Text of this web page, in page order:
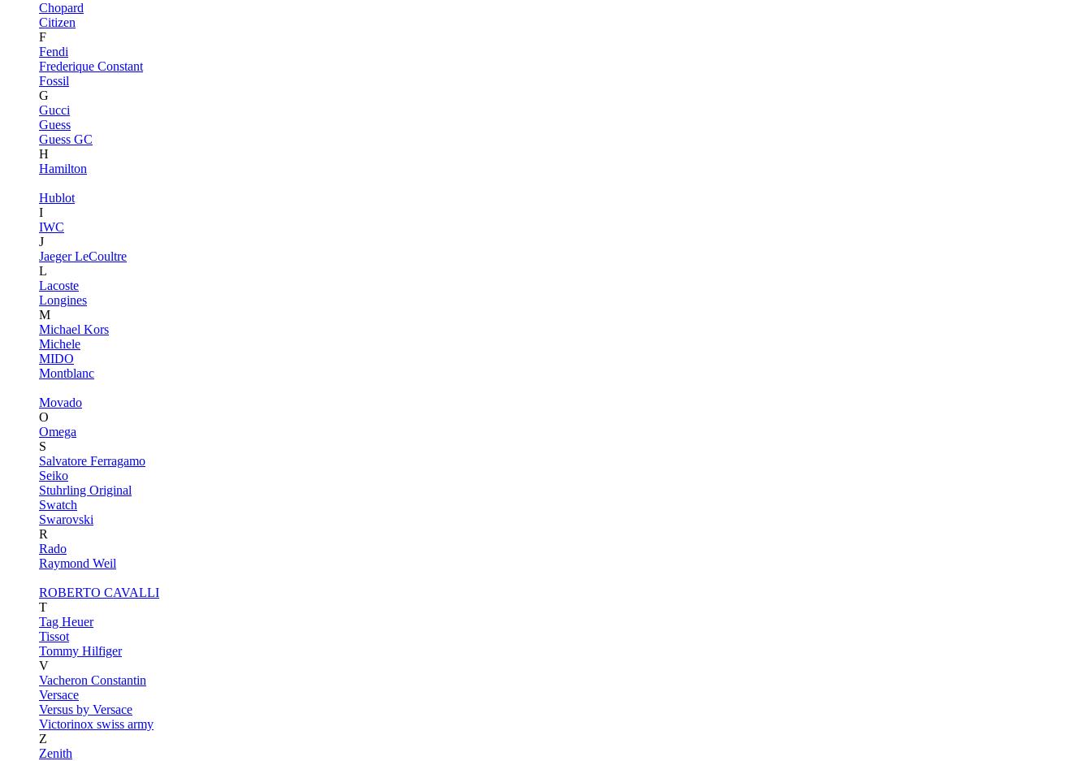
Chopard
Citizen
F
Fendi
Frederique Constant
Fossil
G
Gucci
Guess
Guess GC
H
Hamilton
Hublot
I
IWC
J
Jaeger LeCoultre
L
Lacoste
Longines
M
Michael Kors
Michele
MIDO
Montblanc
Movado
O
Omega
S
Salvatore Ferragamo
Seiko
Stuhrling Original
Swatch
Swarovski
R
Rado
Raymond Weil
ROBERTO CAVALLI
T
Tag Heuer
Tissot
Tommy Hilfiger
V
Vacheron Constantin
Versace
Versus by Versace
Victorinox swiss army
Z
Zenith